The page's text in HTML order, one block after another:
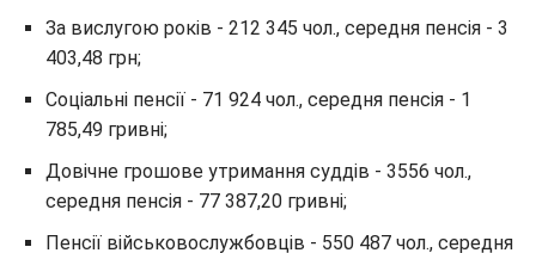
За вислугою років - 212 345 чол., середня пенсія - 3
403,48 грн;
Соціальні пенсії - 71 924 чол., середня пенсія - 1
785,49 гривні;
Довічне грошове утримання суддів - 3556 чол.,
середня пенсія - 77 387,20 гривні;
Пенсії військовослужбовців - 550 487 чол., середня